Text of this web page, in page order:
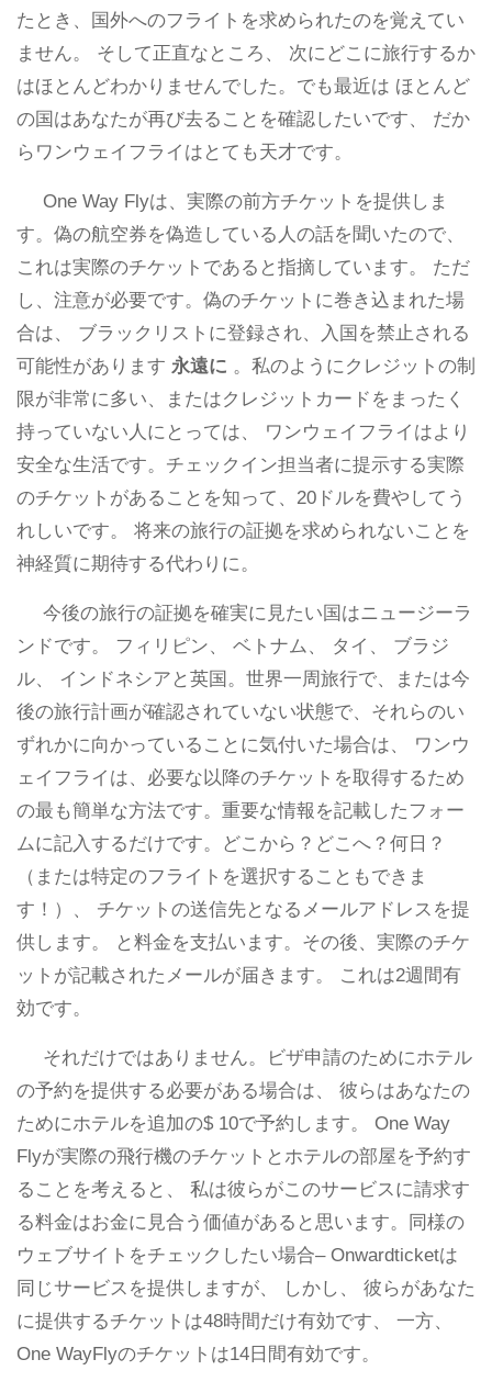
たとき、国外へのフライトを求められたのを覚えてい
ません。 そして正直なところ、 次にどこに旅行するか
はほとんどわかりませんでした。でも最近は ほとんど
の国はあなたが再び去ることを確認したいです、 だか
らワンウェイフライはとても天才です。
One Way Flyは、実際の前方チケットを提供しま
す。偽の航空券を偽造している人の話を聞いたので、
これは実際のチケットであると指摘しています。 ただ
し、注意が必要です。偽のチケットに巻き込まれた場
合は、 ブラックリストに登録され、入国を禁止される
可能性があります 永遠に 。私のようにクレジットの制
限が非常に多い、またはクレジットカードをまったく
持っていない人にとっては、 ワンウェイフライはより
安全な生活です。チェックイン担当者に提示する実際
のチケットがあることを知って、20ドルを費やしてう
れしいです。 将来の旅行の証拠を求められないことを
神経質に期待する代わりに。
今後の旅行の証拠を確実に見たい国はニュージーラ
ンドです。 フィリピン、 ベトナム、 タイ、 ブラジ
ル、 インドネシアと英国。世界一周旅行で、または今
後の旅行計画が確認されていない状態で、それらのい
ずれかに向かっていることに気付いた場合は、 ワンウ
ェイフライは、必要な以降のチケットを取得するため
の最も簡単な方法です。重要な情報を記載したフォー
ムに記入するだけです。どこから？どこへ？何日？
（または特定のフライトを選択することもできま
す！）、 チケットの送信先となるメールアドレスを提
供します。 と料金を支払います。その後、実際のチケ
ットが記載されたメールが届きます。 これは2週間有
効です。
それだけではありません。ビザ申請のためにホテル
の予約を提供する必要がある場合は、 彼らはあなたの
ためにホテルを追加の$ 10で予約します。 One Way
Flyが実際の飛行機のチケットとホテルの部屋を予約す
ることを考えると、 私は彼らがこのサービスに請求す
る料金はお金に見合う価値があると思います。同様の
ウェブサイトをチェックしたい場合– Onwardticketは
同じサービスを提供しますが、 しかし、 彼らがあなた
に提供するチケットは48時間だけ有効です、 一方、
One WayFlyのチケットは14日間有効です。